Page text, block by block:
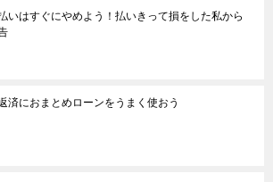
いはすぐにやめよう！払いきって損をした私から
済におまとめローンをうまく使おう